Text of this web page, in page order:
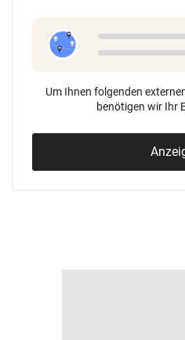
Um Ihnen folgenden
benötigen wir Ihr